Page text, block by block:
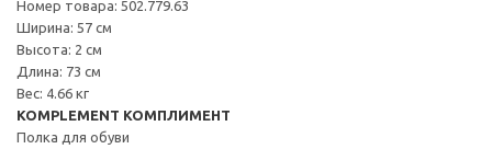
Номер товара: 502.779.63
Ширина: 57 см
Высота: 2 см
Длина: 73 см
Вес: 4.66 кг
KOMPLEMENT КОМПЛИМЕНТ
Полка для обуви